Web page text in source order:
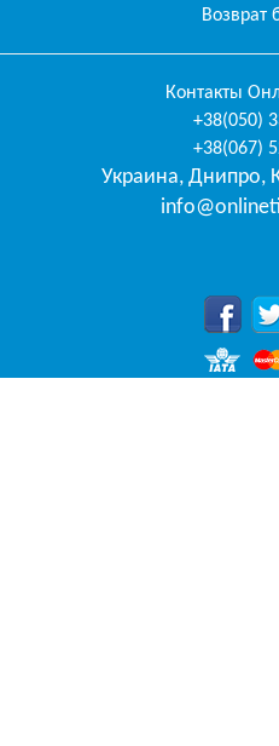
Возврат
Контакты
+38(050)
+38(067)
Украина, Днипро,